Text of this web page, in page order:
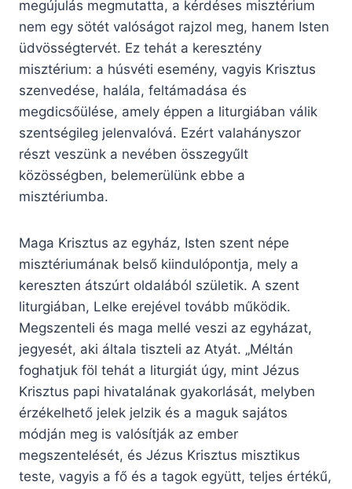
megújulás megmutatta, a kérdéses misztérium
nem egy sötét valóságot rajzol meg, hanem Isten
üdvösségtervét. Ez tehát a keresztény
misztérium: a húsvéti esemény, vagyis Krisztus
szenvedése, halála, feltámadása és
megdicsőülése, amely éppen a liturgiában válik
szentségileg jelenvalóvá. Ezért valahányszor
részt veszünk a nevében összegyűlt
közösségben, belemerülünk ebbe a
misztériumba.
Maga Krisztus az egyház, Isten szent népe
misztériumának belső kiindulópontja, mely a
kereszten átszúrt oldalából születik. A szent
liturgiában, Lelke erejével tovább működik.
Megszenteli és maga mellé veszi az egyházat,
jegyesét, aki általa tiszteli az Atyát. „Méltán
foghatjuk föl tehát a liturgiát úgy, mint Jézus
Krisztus papi hivatalának gyakorlását, melyben
érzékelhető jelek jelzik és a maguk sajátos
módján meg is valósítják az ember
megszentelését, és Jézus Krisztus misztikus
teste, vagyis a fő és a tagok együtt, teljes értékű,